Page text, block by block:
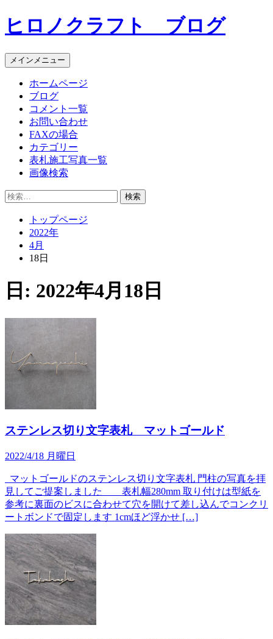
コ
ン
ン
ツ
ヒロノクラフト ブログ
メインメニュー
ホームページ
ブログ
コメント一覧
お問い合わせ
FAXの場合
カテゴリー
表札施工写真一覧
画像検索
検
トップページ
2022年
4月
18日
日: 2022年4月18日
ステンレス切り文字表札 マットゴールド
2022/4/18 月曜日
マットゴールドのステンレス切り文字表札 門柱の写真を拝
見してご提案しました 表札幅280mm 取り付けは型紙を
参考に裏面のビスに合わせて穴を開けて差し込んでコンクリ
ートボンドで固定します 1cmほど浮かせ […]